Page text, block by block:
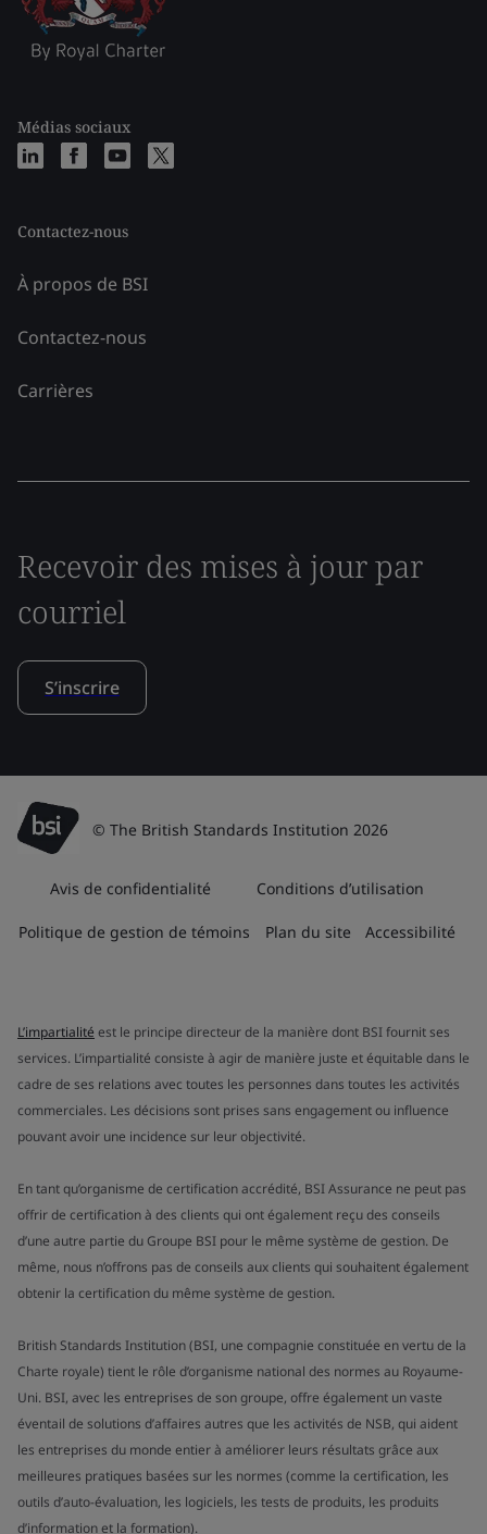
Médias sociaux
Contactez-nous
À propos de BSI
Contactez-nous
Carrières
Recevoir des mises à jour par
courriel
S’inscrire
© The British Standards Institution 2026
Avis de confidentialité Conditions d’utilisation
Politique de gestion de témoins Plan du site Accessibilité
L’impartialité est le principe directeur de la manière dont BSI fournit ses
services. L’impartialité consiste à agir de manière juste et équitable dans le
cadre de ses relations avec toutes les personnes dans toutes les activités
commerciales. Les décisions sont prises sans engagement ou influence
pouvant avoir une incidence sur leur objectivité.
En tant qu’organisme de certification accrédité, BSI Assurance ne peut pas
offrir de certification à des clients qui ont également reçu des conseils
d’une autre partie du Groupe BSI pour le même système de gestion. De
même, nous n’offrons pas de conseils aux clients qui souhaitent également
obtenir la certification du même système de gestion.
British Standards Institution (BSI, une compagnie constituée en vertu de la
Charte royale) tient le rôle d’organisme national des normes au Royaume-
Uni. BSI, avec les entreprises de son groupe, offre également un vaste
éventail de solutions d’affaires autres que les activités de NSB, qui aident
les entreprises du monde entier à améliorer leurs résultats grâce aux
meilleures pratiques basées sur les normes (comme la certification, les
outils d’auto-évaluation, les logiciels, les tests de produits, les produits
d’information et la formation).